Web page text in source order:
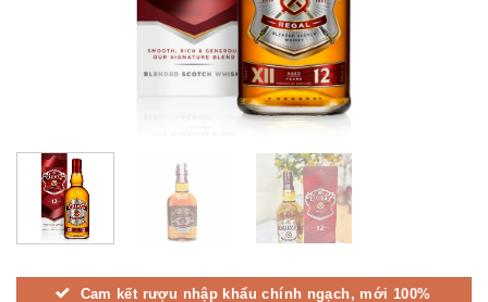
Cam kết rượu nhập khẩu chính ngạch, mới 100%